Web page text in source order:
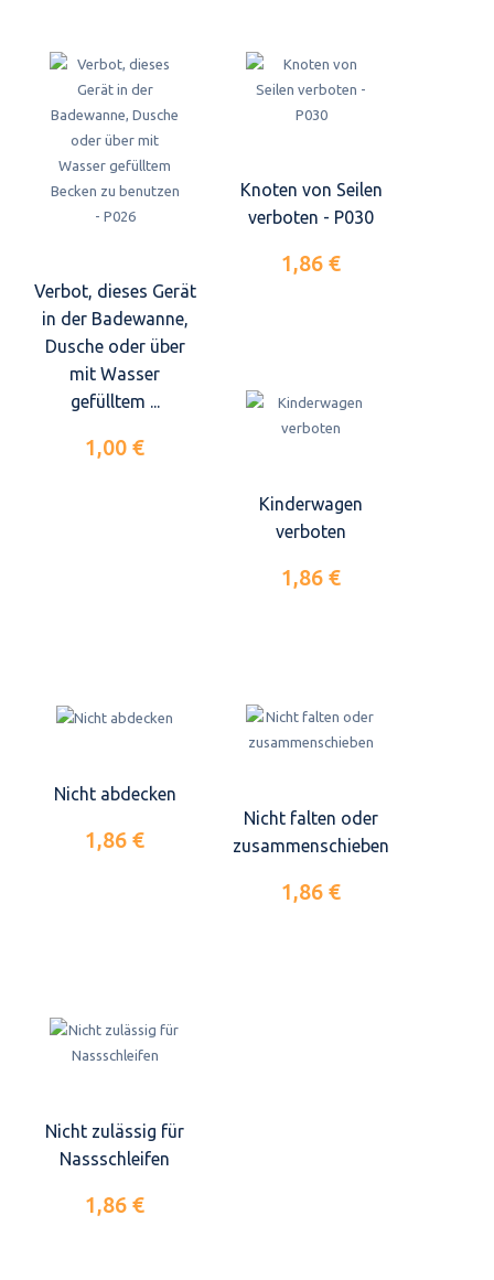
Verbot, dieses Gerät
in der Badewanne,
Dusche oder über
mit Wasser
gefülltem ...
1,00 €
Knoten von Seilen
verboten - P030
1,86 €
Kinderwagen
verboten
1,86 €
Nicht abdecken
1,86 €
Nicht falten oder
zusammenschieben
1,86 €
Nicht zulässig für
Nassschleifen
1,86 €